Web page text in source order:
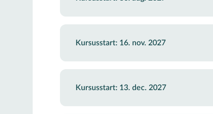
Kursusstart: 16. nov. 2027
Kursusstart: 13. dec. 2027